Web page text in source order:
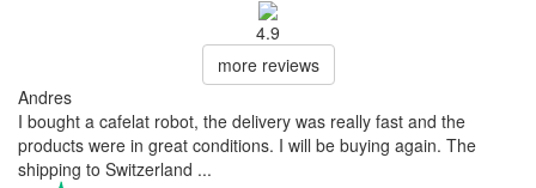
4.9
more reviews
Andres
I bought a cafelat robot, the delivery was really fast and the
products were in great conditions. I will be buying again. The
shipping to Switzerland ...